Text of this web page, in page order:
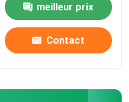
meilleur prix
Contact